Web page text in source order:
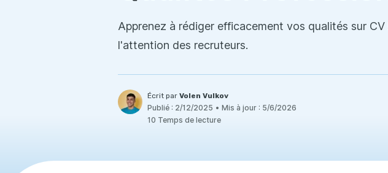
Apprenez à rédiger efficacement vos qualités sur
l'attention des recruteurs.
Écrit par Volen Vulkov
Publié : 2/12/2025 • Mis à jour : 5/6/2026
10 Temps de lecture